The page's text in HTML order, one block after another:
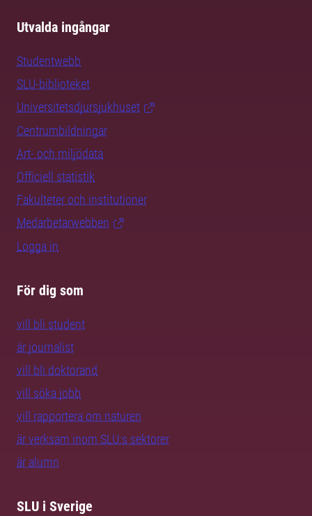
Utvalda ingångar
Studentwebb
SLU-biblioteket
Universitetsdjursjukhuset
Centrumbildningar
Art- och miljödata
Officiell statistik
Fakulteter och institutioner
Medarbetarwebben
Logga in
För dig som
vill bli student
är journalist
vill bli doktorand
vill söka jobb
vill rapportera om naturen
är verksam inom SLU:s sektorer
är alumn
SLU i Sverige